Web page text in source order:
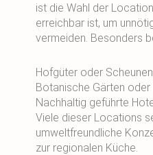
ist die Wahl der
erreichbar ist, um
vermeiden. Besonders
Hofgüter oder
Botanische Gärten oder
Nachhaltig geführte
Viele dieser Locations
umweltfreundliche
zur regionalen Küche.